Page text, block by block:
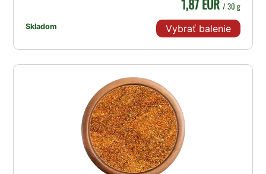
Skladom
1,87 EUR / 30 g
Vybrať balenie